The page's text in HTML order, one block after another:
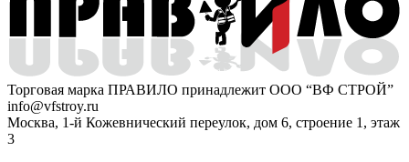
Торговая марка ПРАВИЛО принадлежит ООО “ВФ СТРОЙ”
info@vfstroy.ru
Москва, 1-й Кожевнический переулок, дом 6, строение 1, этаж
3